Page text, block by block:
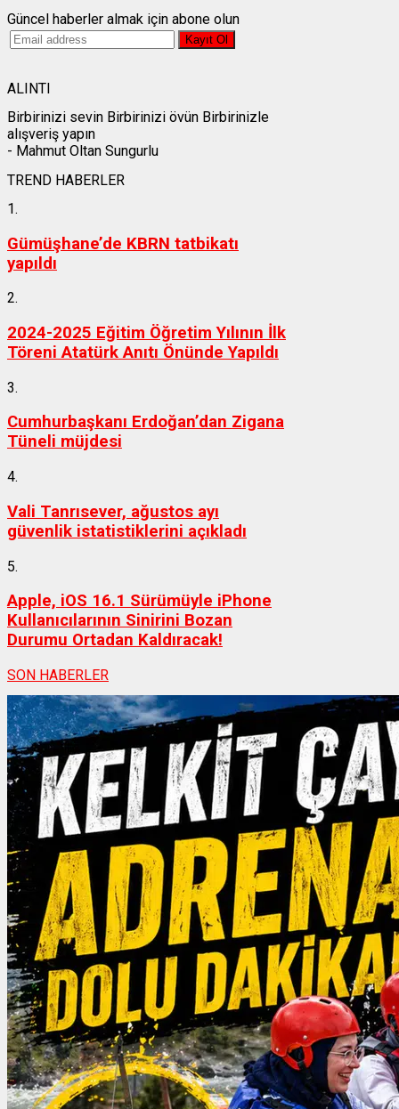
Güncel haberler almak için abone olun
ALINTI
Birbirinizi sevin Birbirinizi övün Birbirinizle
alışveriş yapın
- Mahmut Oltan Sungurlu
TREND HABERLER
1.
Gümüşhane’de KBRN tatbikatı
yapıldı
2.
2024-2025 Eğitim Öğretim Yılının İlk
Töreni Atatürk Anıtı Önünde Yapıldı
3.
Cumhurbaşkanı Erdoğan’dan Zigana
Tüneli müjdesi
4.
Vali Tanrısever, ağustos ayı
güvenlik istatistiklerini açıkladı
5.
Apple, iOS 16.1 Sürümüyle iPhone
Kullanıcılarının Sinirini Bozan
Durumu Ortadan Kaldıracak!
SON HABERLER